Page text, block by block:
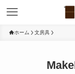
ホーム 文房具